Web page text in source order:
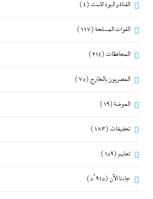
القناة و البودكاست (4)
القوات المسلحة(117)
المحافظات (214)
المصريون بالخارج (75)
الموضة(19)
تحقيقات (183)
تعليم (159)
جاءنا الآن (5٬915)